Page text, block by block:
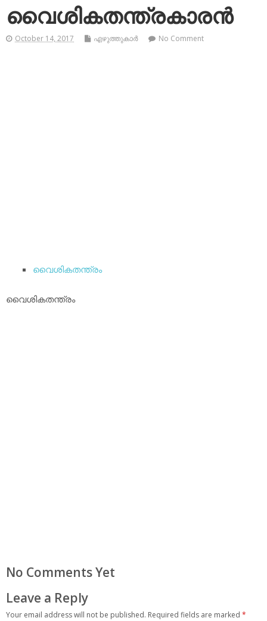
വൈശികതന്ത്രകാരന്‍
October 14, 2017 എഴുത്തുകാര്‍ No Comment
വൈശികതന്ത്രം
വൈശികതന്ത്രം
No Comments Yet
Leave a Reply
Your email address will not be published. Required fields are marked *